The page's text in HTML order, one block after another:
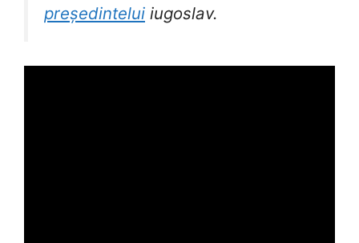
președintelui iugoslav.